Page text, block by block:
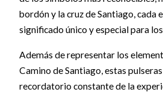
bordón y la cruz de Santiago, cada
significado único y especial para
Además de representar los
Camino de Santiago, estas
recordatorio constante de la